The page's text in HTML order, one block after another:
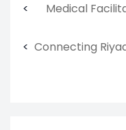
Medical
Connecting